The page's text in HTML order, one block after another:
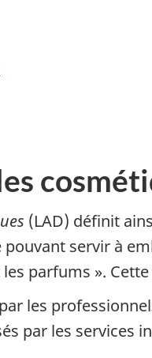
(LAD) définit
servir à
parfums ».
les
par les services